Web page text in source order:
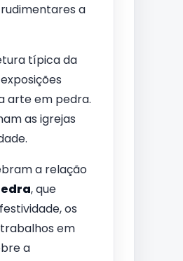
a
típica da
arte em pedra.
as igrejas
a relação
, que
os
em
a